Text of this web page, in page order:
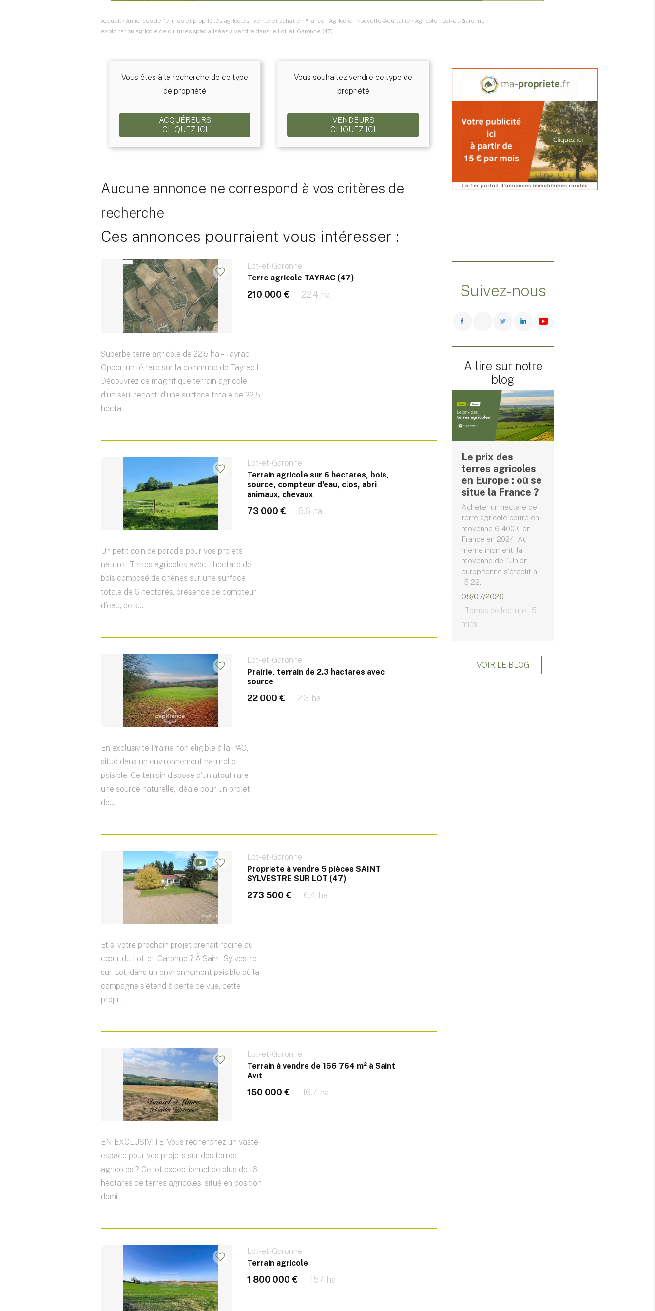
Accueil › Annonces de fermes et propriétés agricoles : vente et achat en France › Agricole : Nouvelle-Aquitaine › Agricole : Lot-et-Garonne ›
exploitation agricole de cultures spécialisées à vendre dans le Lot-et-Garonne (47)
Vous êtes à la recherche de ce type
de propriété
ACQUÉREURS
CLIQUEZ ICI
Vous souhaitez vendre ce type de
propriété
VENDEURS
CLIQUEZ ICI
Aucune annonce ne correspond à vos critères de
recherche
Ces annonces pourraient vous intéresser :
Lot-et-Garonne
Terre agricole TAYRAC (47)
210 000 € 22.4 ha
Superbe terre agricole de 22,5 ha – Tayrac
Opportunité rare sur la commune de Tayrac !
Découvrez ce magnifique terrain agricole
d'un seul tenant, d'une surface totale de 22,5
hecta...
Lot-et-Garonne
Terrain agricole sur 6 hectares, bois,
source, compteur d'eau, clos, abri
animaux, chevaux
73 000 € 6.6 ha
Un petit coin de paradis pour vos projets
nature ! Terres agricoles avec 1 hectare de
bois composé de chênes sur une surface
totale de 6 hectares, présence de compteur
d'eau, de s...
Lot-et-Garonne
Prairie, terrain de 2.3 hactares avec
source
22 000 € 2.3 ha
En exclusivité Prairie non éligible à la PAC,
situé dans un environnement naturel et
paisible. Ce terrain dispose d'un atout rare :
une source naturelle, idéale pour un projet
de...
Lot-et-Garonne
Propriete à vendre 5 pièces SAINT
SYLVESTRE SUR LOT (47)
273 500 € 6.4 ha
Et si votre prochain projet prenait racine au
cœur du Lot-et-Garonne ? À Saint-Sylvestre-
sur-Lot, dans un environnement paisible où la
campagne s'étend à perte de vue, cette
propr...
Lot-et-Garonne
Terrain à vendre de 166 764 m² à Saint
Avit
150 000 € 16.7 ha
EN EXCLUSIVITE, Vous recherchez un vaste
espace pour vos projets sur des terres
agricoles ? Ce lot exceptionnel de plus de 16
hectares de terres agricoles, situé en position
domi...
Lot-et-Garonne
Terrain agricole
1 800 000 € 157 ha
Suivez-nous
A lire sur notre
blog
Le prix des
terres agricoles
en Europe : où se
situe la France ?
Acheter un hectare de
terre agricole coûte en
moyenne 6 400 € en
France en 2024. Au
même moment, la
moyenne de l'Union
européenne s'établit à
15 22...
08/07/2026
- Temps de lecture : 5
mins
VOIR LE BLOG